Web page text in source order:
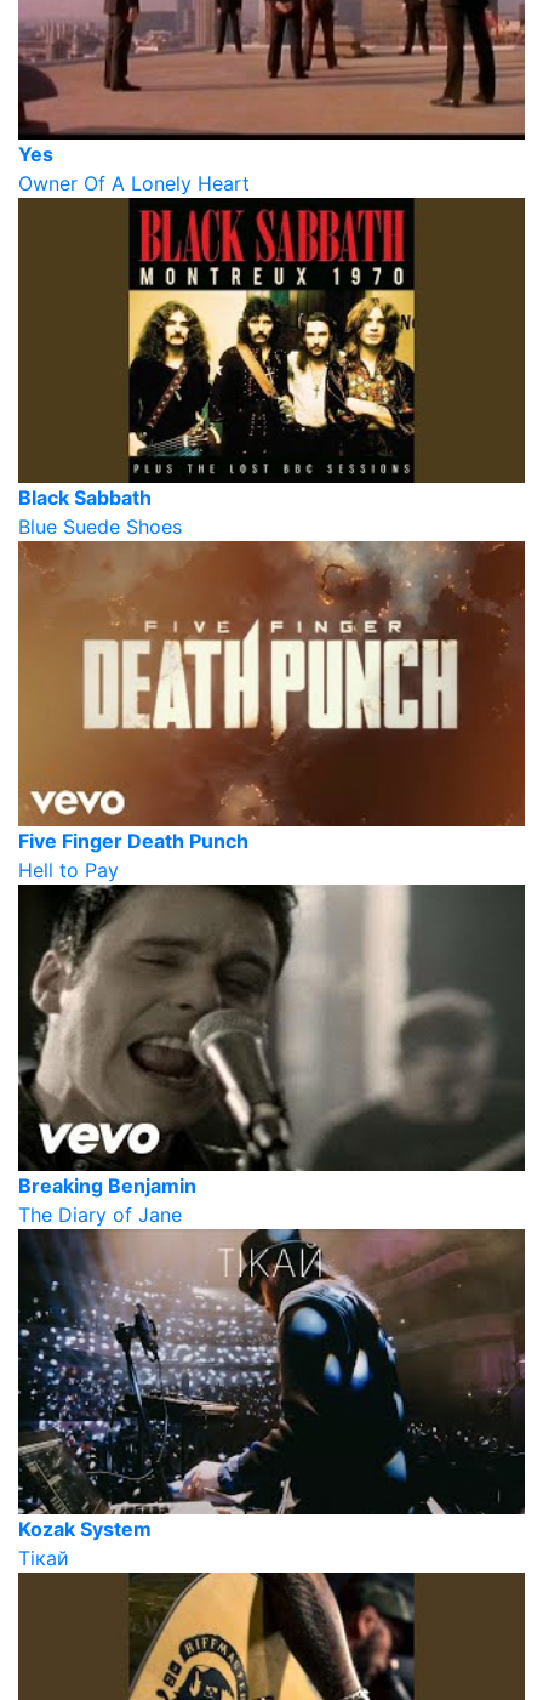
Yes
Owner Of A Lonely Heart
Black Sabbath
Blue Suede Shoes
Five Finger Death Punch
Hell to Pay
Breaking Benjamin
The Diary of Jane
Kozak System
Тікай